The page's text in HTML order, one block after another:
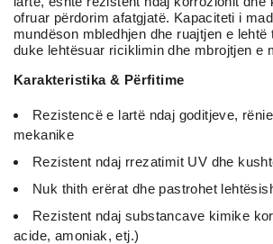
ofruar përdorim afatgjatë. Kapaciteti i
mundëson mbledhjen dhe ruajtjen e lehtë
duke lehtësuar riciklimin dhe mbrojtjen e
Karakteristika & Përfitime
Rezistencë e lartë ndaj goditjeve,
mekanike
Rezistent ndaj rrezatimit UV dhe
Nuk thith erërat dhe pastrohet
Rezistent ndaj substancave kimike
acide, amoniak, etj.)